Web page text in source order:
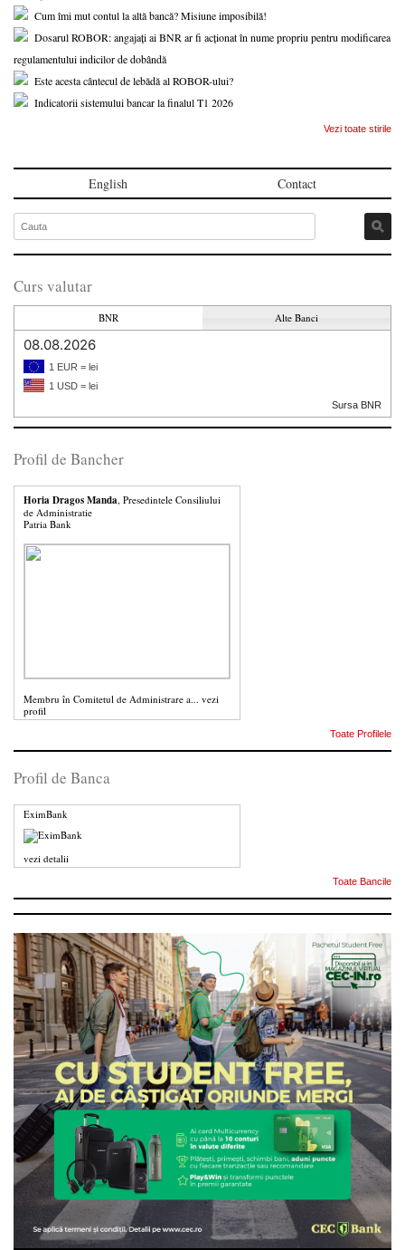
Cum îmi mut contul la altă bancă? Misiune imposibilă!
Dosarul ROBOR: angajați ai BNR ar fi acționat în nume propriu pentru modificarea
regulamentului indicilor de dobândă
Este acesta cântecul de lebădă al ROBOR-ului?
Indicatorii sistemului bancar la finalul T1 2026
Vezi toate stirile
English Contact
Curs valutar
BNR Alte Banci
08.08.2026
1 EUR = lei
1 USD = lei
Sursa BNR
Profil de Bancher
Horia Dragos Manda , Presedintele Consiliului
de Administratie
Patria Bank
Membru în Comitetul de Administrare a... vezi
profil
Toate Profilele
Profil de Banca
EximBank
vezi detalii
Toate Bancile